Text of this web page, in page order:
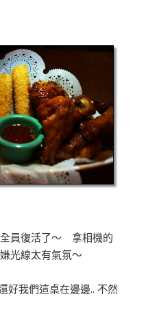
全員復活了～ 拿相機的
光線太有氣氛～
好我們這桌在邊邊.. 不然